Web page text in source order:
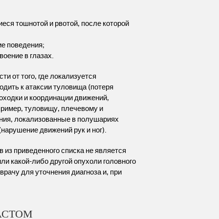
тошнотой и рвотой, после которой
поведения;
в глазах.
от того, где локализуется
к атаксии туловища (потеря
и координации движений,
туловищу, плечевому и
локализованные в полушариях
движений рук и ног).
приведенного списка не является
какой-либо другой опухоли головного
для уточнения диагноза и, при